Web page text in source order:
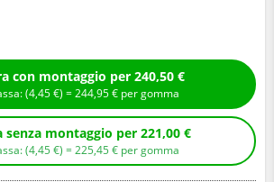
Compra con montaggio per 240,50 €
+ Ecotassa: (4,45€ ) =244,95€ per gomma
Compra senza montaggio per 221,00 €
+ Ecotassa: (4,45€ ) =225,45€ per gomma